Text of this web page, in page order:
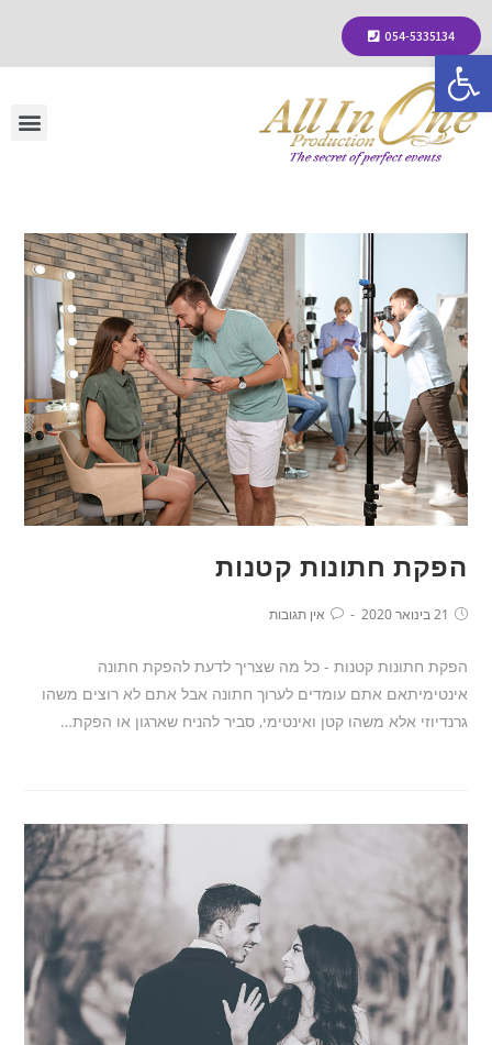
פתח סרגל נגישות
054-5335134
הפקת חתונות קטנות
21 בינואר 2020 אין תגובות
הפקת חתונות קטנות - כל מה שצריך לדעת להפקת חתונה
אינטימיתאם אתם עומדים לערוך חתונה אבל אתם לא רוצים משהו
גרנדיוזי אלא משהו קטן ואינטימי, סביר להניח שארגון או הפקת…